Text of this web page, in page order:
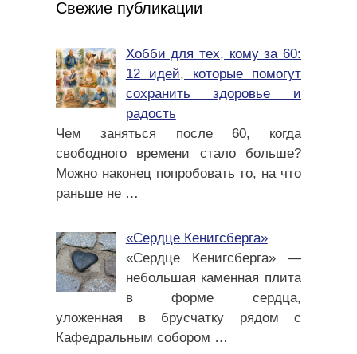
Свежие публикации
Хобби для тех, кому за 60:
12 идей, которые помогут
сохранить здоровье и
радость
Чем заняться после 60, когда
свободного времени стало больше?
Можно наконец попробовать то, на что
раньше не …
«Сердце Кенигсберга»
«Сердце Кенигсберга» —
небольшая каменная плита
в форме сердца,
уложенная в брусчатку рядом с
Кафедральным собором …